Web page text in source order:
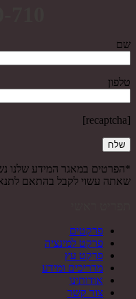
שם
טלפון
[recaptcha]
*הפרטים במאגר המידע שלנו
שאתה עשוי לקבל בהתאם
פרקטים
פרקט למינציה
פרקט עץ
מדריכים ומידע
אודותינו
צור קשר